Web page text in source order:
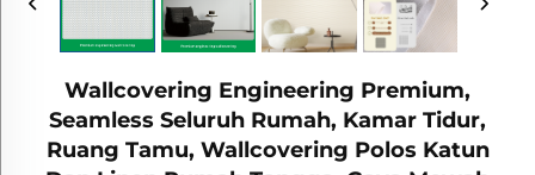
Wallcovering Engineering Premium,
Seamless Seluruh Rumah, Kamar Tidur,
Ruang Tamu, Wallcovering Polos Katun